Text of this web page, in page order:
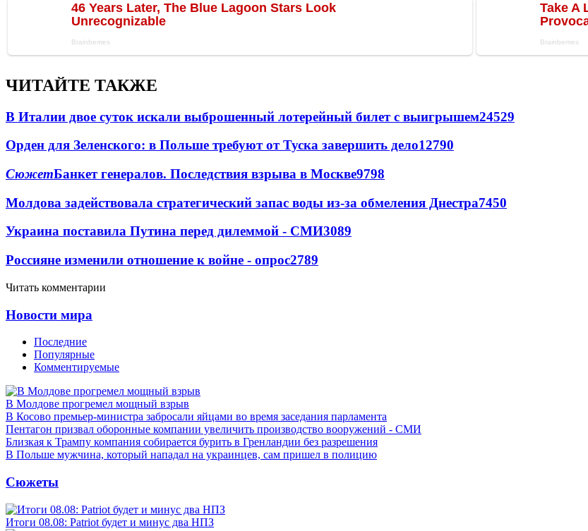
ЧИТАЙТЕ ТАКЖЕ
В Италии двое суток искали выброшенный лотерейный билет с выигрышем24529
Орден для Зеленского: в Польше требуют от Туска завершить дело12790
СюжетБанкет генералов. Последствия взрыва в Москве9798
Молдова задействовала стратегический запас воды из-за обмеления Днестра7450
Украина поставила Путина перед дилеммой - СМИ3089
Россияне изменили отношение к войне - опрос2789
Читать комментарии
Новости мира
Последние
Популярные
Комментируемые
В Молдове прогремел мощный взрыв
В Косово премьер-министра забросали яйцами во время заседания парламента
Пентагон призвал оборонные компании увеличить производство вооружений - СМИ
Близкая к Трампу компания собирается бурить в Гренландии без разрешения
В Польше мужчина, который нападал на украинцев, сам пришел в полицию
Сюжеты
Итоги 08.08: Patriot будет и минус два НПЗ